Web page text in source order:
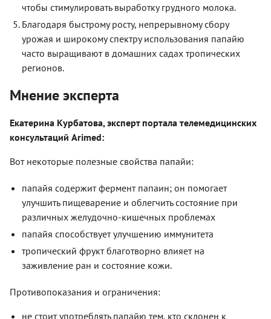
чтобы стимулировать выработку грудного молока.
Благодаря быстрому росту, непрерывному сбору
урожая и широкому спектру использования папайю
часто выращивают в домашних садах тропических
регионов.
Мнение эксперта
Екатерина Курбатова, эксперт портала телемедицинских
консультаций Arimed:
Вот некоторые полезные свойства папайи:
папайя содержит фермент папаин; он помогает
улучшить пищеварение и облегчить состояние при
различных желудочно-кишечных проблемах
папайя способствует улучшению иммунитета
тропический фрукт благотворно влияет на
заживление ран и состояние кожи.
Противопоказания и ограничения:
не стоит употреблять папайю тем, кто склонен к